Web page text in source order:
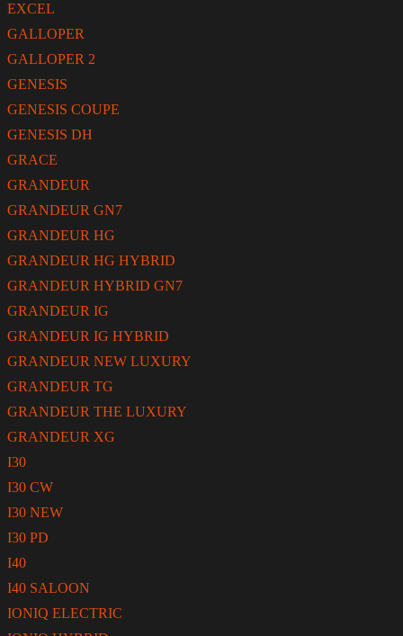
EXCEL
GALLOPER
GALLOPER 2
GENESIS
GENESIS COUPE
GENESIS DH
GRACE
GRANDEUR
GRANDEUR GN7
GRANDEUR HG
GRANDEUR HG HYBRID
GRANDEUR HYBRID GN7
GRANDEUR IG
GRANDEUR IG HYBRID
GRANDEUR NEW LUXURY
GRANDEUR TG
GRANDEUR THE LUXURY
GRANDEUR XG
I30
I30 CW
I30 NEW
I30 PD
I40
I40 SALOON
IONIQ ELECTRIC